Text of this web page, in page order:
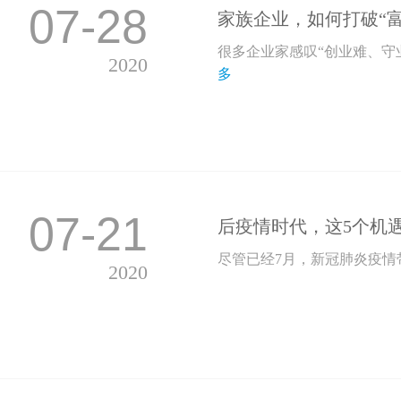
07-28
2020
家族企业，如何打破“
很多企业家感叹“创业难、
多
07-21
2020
后疫情时代，这5个机
尽管已经7月，新冠肺炎疫